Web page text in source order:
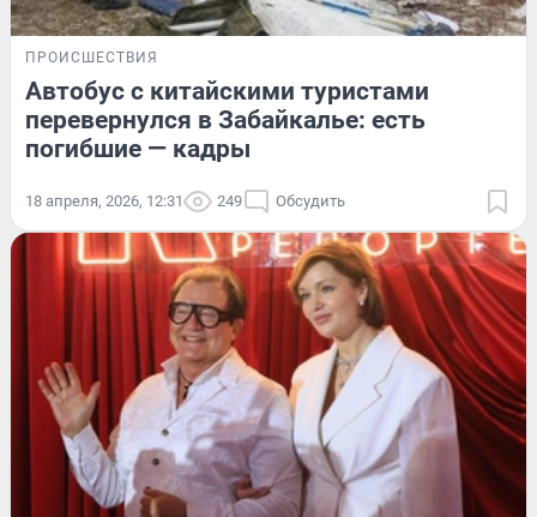
ПРОИСШЕСТВИЯ
Автобус с китайскими туристами
перевернулся в Забайкалье: есть
погибшие — кадры
18 апреля, 2026, 12:31 249 Обсудить